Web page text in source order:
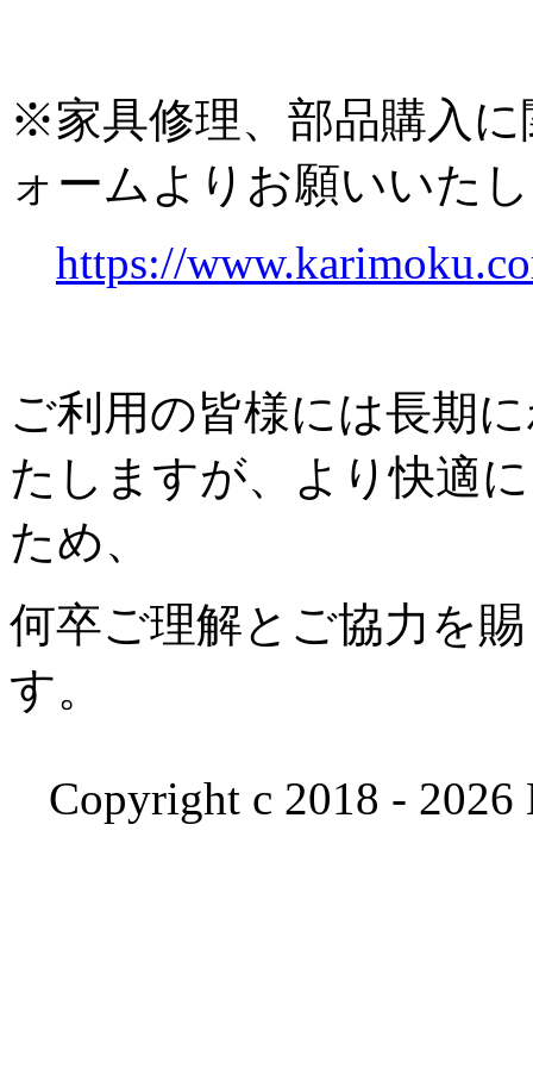
※家具修理、部品購入
ォームよりお願いいた
https://
ご利用の皆様には長期
たしますが、より快適
ため、
何卒ご理解とご協力を
す。
Copyright c 2018 -